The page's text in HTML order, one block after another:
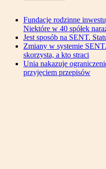
Fundacje rodzinne
Niektóre w 40 spółek
Jest sposób na SENT.
Zmiany w systemie
skorzysta, a kto straci
Unia nakazuje
przyjęciem przepisów